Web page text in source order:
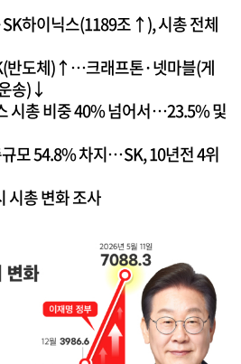
하이닉스(1189조↑), 시총 전체
반도체)↑…크래프톤·넷마블(게
송)↓
시총 비중 40% 넘어서…23.5% 및
모 54.8% 차지…SK, 10년전 4위
시총 변화 조사